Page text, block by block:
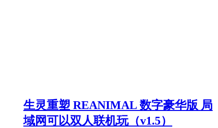
生灵重塑 REANIMAL 数字豪华版 局
域网可以双人联机玩（v1.5）